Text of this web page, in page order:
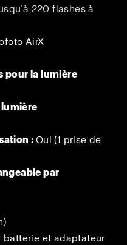
220 flashes à
AirX
pour la lumière
: Oui (1 prise de
par
batterie et adaptateur